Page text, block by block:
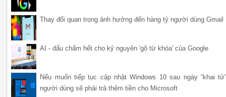
Thay đổi quan trọng ảnh hưởng đến hàng tỷ người dùng Gmail
AI - dấu chấm hết cho kỷ nguyên 'gõ từ khóa' của Google
Nếu muốn tiếp tục cập nhật Windows 10 sau ngày “khai
người dùng sẽ phải trả thêm tiền cho Microsoft